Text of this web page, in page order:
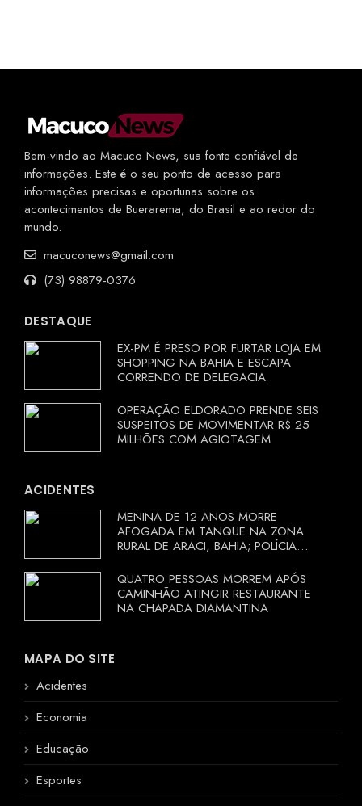
Bem-vindo ao Macuco News, sua fonte confiável de
informações. Este é o seu ponto de acesso para
informações precisas e oportunas sobre os
acontecimentos de Buerarema, do Brasil e ao redor do
mundo.
macuconews@gmail.com
(73) 98879-0376
DESTAQUE
EX-PM É PRESO POR FURTAR LOJA EM
SHOPPING NA BAHIA E ESCAPA
CORRENDO DE DELEGACIA
OPERAÇÃO ELDORADO PRENDE SEIS
SUSPEITOS DE MOVIMENTAR R$ 25
MILHÕES COM AGIOTAGEM
ACIDENTES
MENINA DE 12 ANOS MORRE
AFOGADA EM TANQUE NA ZONA
RURAL DE ARACI, BAHIA; POLÍCIA
QUATRO PESSOAS MORREM APÓS
CAMINHÃO ATINGIR RESTAURANTE
NA CHAPADA DIAMANTINA
MAPA DO SITE
Acidentes
Economia
Educação
Esportes